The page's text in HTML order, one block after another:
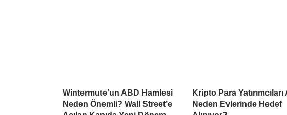
Wintermute’un ABD Hamlesi
Neden Önemli? Wall Street’e
Kripto Para Yatırımcıları
Neden Evlerinde Hedef